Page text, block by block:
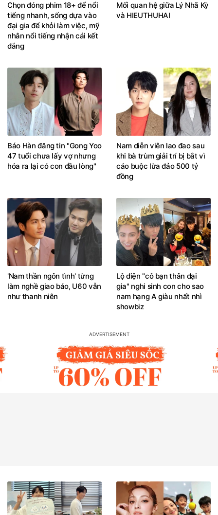
Chọn đóng phim 18+ để nổi
tiếng nhanh, sống dựa vào
đại gia để khỏi làm việc, mỹ
nhân nổi tiếng nhận cái kết
đắng
Mối quan hệ giữa Lý Nhã Kỳ
và HIEUTHUHAI
Báo Hàn đăng tin "Gong Yoo
47 tuổi chưa lấy vợ nhưng
hóa ra lại có con đầu lòng"
Nam diễn viên lao đao sau
khi bà trùm giải trí bị bắt vì
cáo buộc lừa đảo 500 tỷ
đồng
'Nam thần ngôn tình' từng
làm nghề giao báo, U60 vẫn
như thanh niên
Lộ diện "cô bạn thân đại
gia" nghi sinh con cho sao
nam hạng A giàu nhất nhì
showbiz